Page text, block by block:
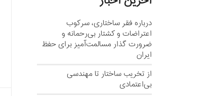
درباره فقر ساختاری، سرکوب
اعتراضات و کشتار بی‌رحمانه و
ضرورت گذار مسالمت‌آمیز برای حفظ
ایران
از تخریب ساختار تا مهندسی
بی‌اعتمادی